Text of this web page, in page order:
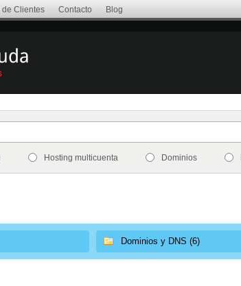
de Clientes Contacto Blog
Hosting multicuenta Dominios
Dominios y DNS (6)